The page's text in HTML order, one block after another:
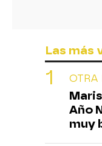
Las más
Año
muy